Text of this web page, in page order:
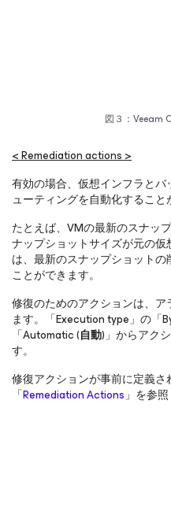
図３：Veeam
< Remediation actions >
有効の場合、仮想インフラと
ューティングを自動化すること
たとえば、VMの最新のスナッ
ナップショットサイズが元の
は、最新のスナップショット
ことができます。
修復のためのアクションは、
ます。「Execution type」の「
「Automatic (自動)」からアク
す。
修復アクションが事前に定義さ
「Remediation Actions」を参照